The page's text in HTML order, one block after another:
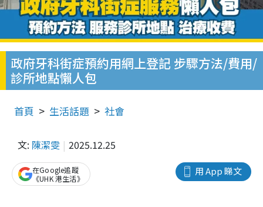
政府牙科街症預約用網上登記 步驟方法/費用/
診所地點懶人包
首頁 生活話題 社會
文: 陳潔雯 2025.12.25
用 App 睇文
在Google追蹤
《UHK 港生活》